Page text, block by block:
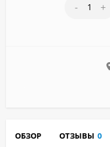
- +
ОБЗОР ОТЗЫВЫ 0